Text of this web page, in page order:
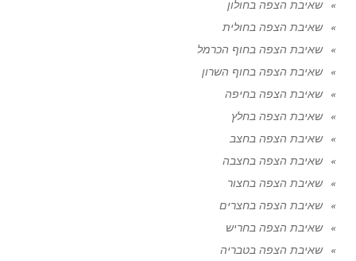
שאיבת הצפה בחולון
שאיבת הצפה בחולית
שאיבת הצפה בחוף הכרמל
שאיבת הצפה בחוף השרון
שאיבת הצפה בחיפה
שאיבת הצפה בחלץ
שאיבת הצפה בחצב
שאיבת הצפה בחצבה
שאיבת הצפה בחצור
שאיבת הצפה בחצרים
שאיבת הצפה בחריש
שאיבת הצפה בטבריה